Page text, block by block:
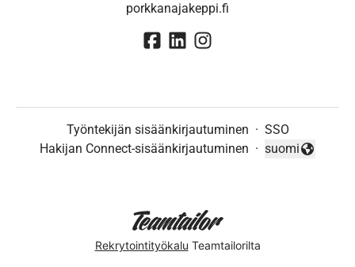
porkkanajakeppi.fi
Työntekijän sisäänkirjautuminen · SSO
Hakijan Connect-sisäänkirjautuminen ·
Vaihda kieli
suomi
Rekrytointityökalu Teamtailorilta